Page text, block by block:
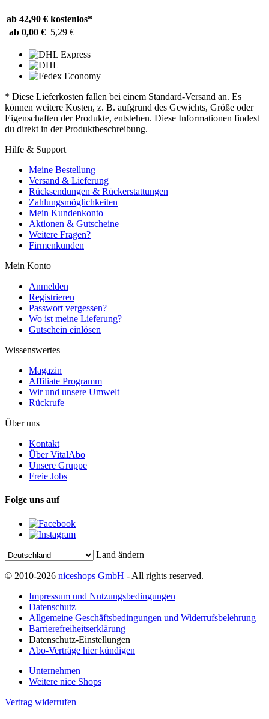
ab 42,90 € kostenlos*
ab 0,00 € 5,29 €
* Diese Lieferkosten fallen bei einem Standard-Versand an. Es
können weitere Kosten, z. B. aufgrund des Gewichts, Größe oder
Eigenschaften der Produkte, entstehen. Diese Informationen findest
du direkt in der Produktbeschreibung.
Hilfe & Support
Meine Bestellung
Versand & Lieferung
Rücksendungen & Rückerstattungen
Zahlungsmöglichkeiten
Mein Kundenkonto
Aktionen & Gutscheine
Weitere Fragen?
Firmenkunden
Mein Konto
Anmelden
Registrieren
Passwort vergessen?
Wo ist meine Lieferung?
Gutschein einlösen
Wissenswertes
Magazin
Affiliate Programm
Wir und unsere Umwelt
Rückrufe
Über uns
Kontakt
Über VitalAbo
Unsere Gruppe
Freie Jobs
Folge uns auf
Land ändern
© 2010-2026 niceshops GmbH - All rights reserved.
Impressum und Nutzungsbedingungen
Datenschutz
Allgemeine Geschäftsbedingungen und Widerrufsbelehrung
Barrierefreiheitserklärung
Datenschutz-Einstellungen
Abo-Verträge hier kündigen
Unternehmen
Weitere nice Shops
Vertrag widerrufen